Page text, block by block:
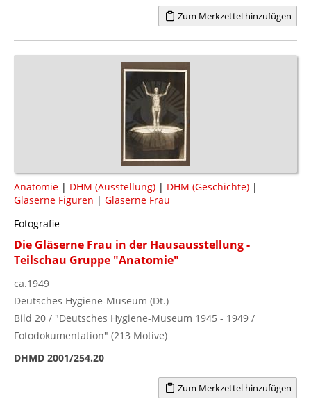
Zum Merkzettel hinzufügen
Anatomie | DHM (Ausstellung) | DHM (Geschichte) |
Gläserne Figuren | Gläserne Frau
Fotografie
Die Gläserne Frau in der Hausausstellung -
Teilschau Gruppe "Anatomie"
ca.1949
Deutsches Hygiene-Museum (Dt.)
Bild 20 / "Deutsches Hygiene-Museum 1945 - 1949 /
Fotodokumentation" (213 Motive)
DHMD 2001/254.20
Zum Merkzettel hinzufügen